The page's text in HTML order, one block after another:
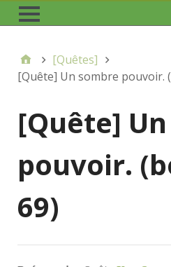
[Quêtes]
[Quête] Un sombre pouvoir.
[Quête]
pouvoir.
69)